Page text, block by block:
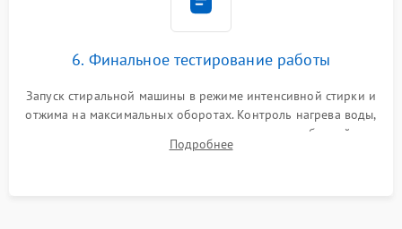
6. Финальное тестирование работы
Запуск стиральной машины в режиме интенсивной стирки и
отжима на максимальных оборотах. Контроль нагрева воды,
корректности слива, отсутствия излишних вибраций,
посторонних стуков и протечек под корпусом.
Подробнее